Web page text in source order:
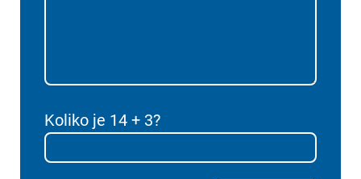
Koliko je 14 + 3?